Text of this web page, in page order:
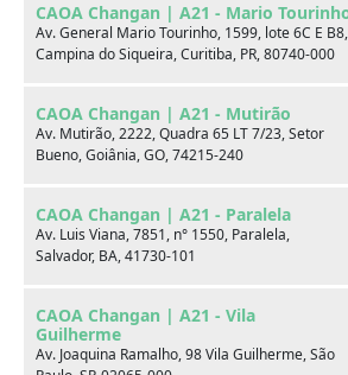
CAOA Changan | A21 - Mario
Av. General Mario Tourinho, 1599, lote 6C E B8,
Campina do Siqueira, Curitiba, PR, 80740-000
CAOA Changan | A21 - Mutirão
Av. Mutirão, 2222, Quadra 65 LT 7/23, Setor
Bueno, Goiânia, GO, 74215-240
CAOA Changan | A21 - Paralela
Av. Luis Viana, 7851, n° 1550, Paralela,
Salvador, BA, 41730-101
CAOA Changan | A21 - Vila
Guilherme
Av. Joaquina Ramalho, 98 Vila Guilherme, São
Escolha por categoria
Hatch